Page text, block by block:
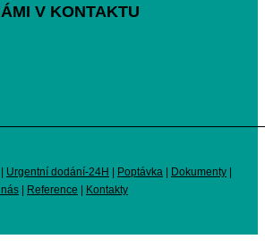
V KONTAKTU
Urgentní dodání-24H Poptávka Dokumenty
Reference Kontakty